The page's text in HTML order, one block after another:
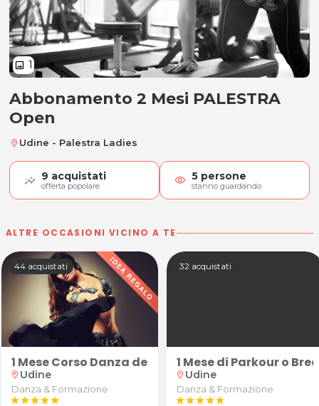
image 1
Abbonamento 2 Mesi PALESTRA
Abbonamento 2 Mesi PALESTRA
Open
location_on Udine - Palestra Ladies
9 acquistati
offerta popolare visibility 5 persone
stanno guardando
ALTRE OCCASIONI VICINO A TE
sportivi schiena, cervicale, spalle e arti
44 acquistati
1 Mese Corso Danza del Ventre
location_on Udine
Danza & Formazione
starstarstarstarstar
32 acquistati
1 Mese di Parkour o
location_on Udine
Danza & Formazione
starstarstarstarstar